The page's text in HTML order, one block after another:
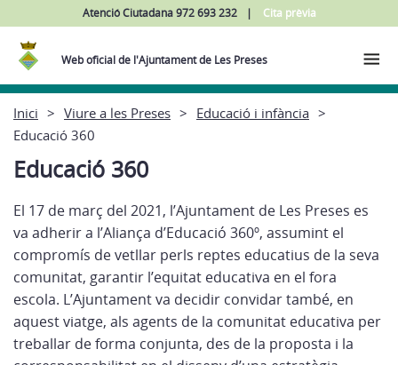
Atenció Ciutadana 972 693 232 Cita prèvia
Web oficial de l'Ajuntament de Les Preses
Inici Viure a les Preses
Educació i infància
Educació 360
Educació 360
El 17 de març del 2021, l’Ajuntament de Les Preses es
va adherir a l’Aliança d’Educació 360º, assumint el
compromís de vetllar perls reptes educatius de la seva
comunitat, garantir l’equitat educativa en el fora
escola. L’Ajuntament va decidir convidar també, en
aquest viatge, als agents de la comunitat educativa per
treballar de forma conjunta, des de la proposta i la